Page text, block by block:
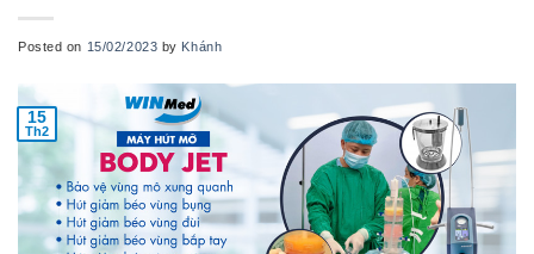
Posted on 15/02/2023 by Khánh
15
Th2